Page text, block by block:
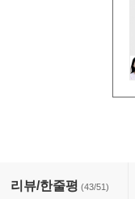
리뷰/한줄평 (43/51)